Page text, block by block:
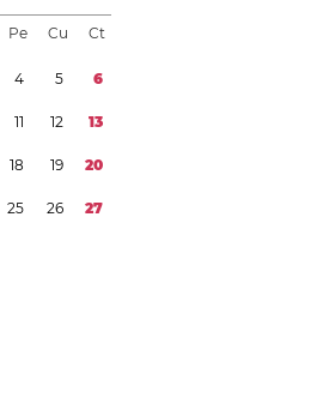
Pe Cu Ct
4 5 6
11 12 13
18 19 20
25 26 27